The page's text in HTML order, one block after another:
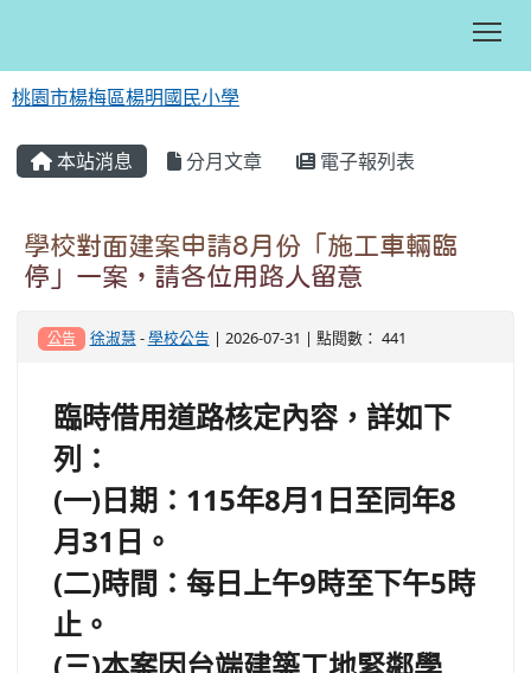
桃園市楊梅區楊明國民小學
本站消息 分月文章 電子報列表
學校對面建案申請8月份「施工車輛臨
停」一案，請各位用路人留意
公告 徐淑慧 -學校公告 | 2026-07-31 | 點閱數： 441
臨時借用道路核定內容，詳如下
列：
(一)日期：115年8月1日至同年8
月31日。
(二)時間：每日上午9時至下午5時
止。